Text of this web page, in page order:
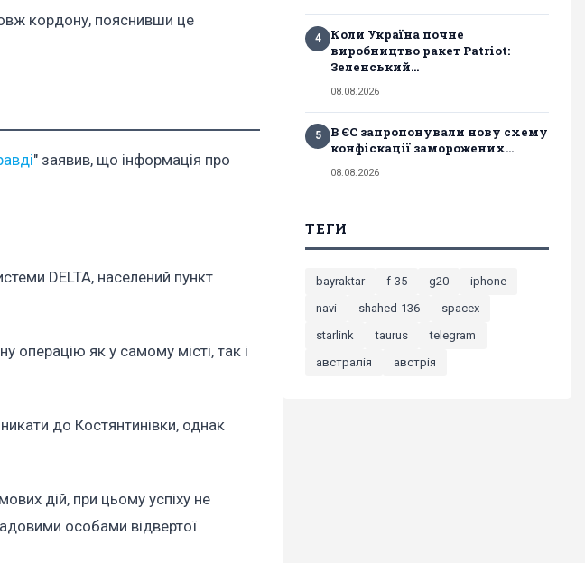
кордону, пояснивши це
" заявив, що інформація про
DELTA, населений пункт
операцію як у самому місті, так і
до Костянтинівки, однак
дій, при цьому успіху не
особами відвертої
4
Коли Україна почне
виробництво ракет Patriot:
Зеленський...
08.08.2026
5
В ЄС запропонували нову схему
конфіскації заморожених...
08.08.2026
ТЕГИ
bayraktar f-35 g20
iphone
navi
shahed-136
spacex
starlink
taurus
telegram
австралія
австрія